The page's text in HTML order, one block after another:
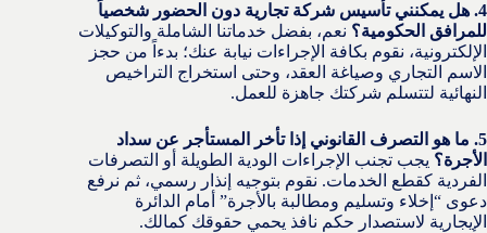
4. هل يمكنني تأسيس شركة تجارية دون الحضور شخصياً
للمرافق الحكومية؟ نعم، بفضل خدماتنا الشاملة والتوكيلات
الإلكترونية، نقوم بكافة الإجراءات نيابة عنك؛ بدءاً من حجز
الاسم التجاري وصياغة العقد، وحتى استخراج التراخيص
النهائية لتتسلم شركتك جاهزة للعمل.
5. ما هو التصرف القانوني إذا تأخر المستأجر عن سداد
الأجرة؟ يجب تجنب الإجراءات الودية الطويلة أو التصرفات
الفردية كقطع الخدمات. نقوم بتوجيه إنذار رسمي، ثم نرفع
دعوى “إخلاء وتسليم ومطالبة بالأجرة” أمام الدائرة
الإيجارية لاستصدار حكم نافذ يحمي حقوقك كمالك.